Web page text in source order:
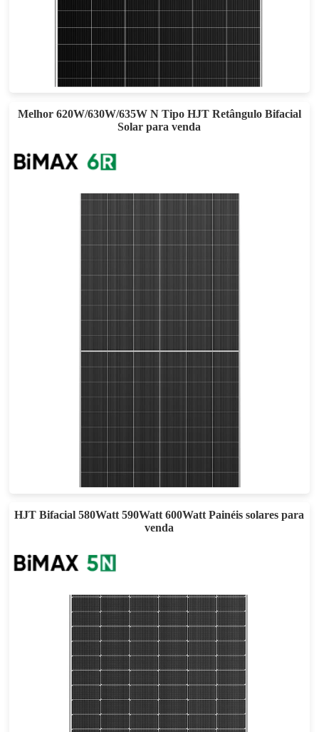
Garantia de energia de 30 anos
Melhor 620W/630W/635W N Tipo HJT Retângulo Bifacial
Solar para venda
Esforço máximo: 23.51%
Garantia de energia de 30 anos
HJT Bifacial 580Watt 590Watt 600Watt Painéis solares para
venda